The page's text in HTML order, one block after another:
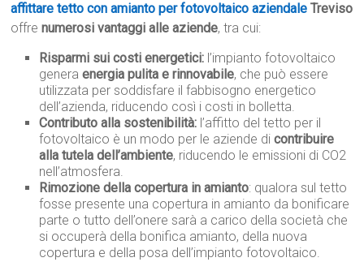
affittare tetto con amianto per fotovoltaico aziendale Treviso
offrenumerosi vantaggi alle aziende, tra cui:
Risparmi sui costi energetici: l’impianto fotovoltaico
generaenergia pulita e rinnovabile, che può essere
utilizzata per soddisfare il fabbisogno energetico
dell’azienda, riducendo così i costi in bolletta.
Contributo alla sostenibilità: l’affitto del tetto per il
fotovoltaico è un modo per le aziende dicontribuire
alla tutela dell’ambiente, riducendo le emissioni di CO2
nell’atmosfera.
Rimozione della copertura in amianto: qualora sul tetto
fosse presente una copertura in amianto da bonificare
parte o tutto dell’onere sarà a carico della società che
si occuperà della bonifica amianto, della nuova
copertura e della posa dell’impianto fotovoltaico.